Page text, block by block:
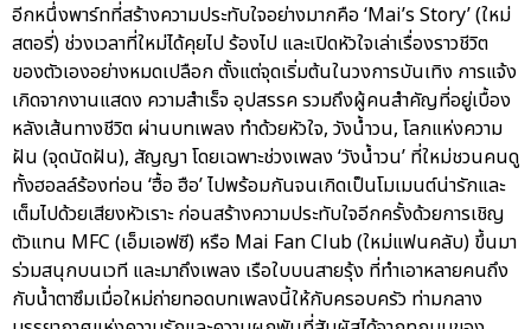
อีกหนึ่งพาร์ทที่สร้างความประทับใจอย่างมากคือ ‘Mai’s Story’ (ใหม่
สตอรี่) ช่วงเวลาที่ใหม่ได้คุยไป ร้องไป และเปิดหัวใจเล่าเรื่องราวชีวิต
ของตัวเองอย่างหมดเปลือก ตั้งแต่จุดเริ่มต้นในวงการบันเทิง การแจ้ง
เกิดจากงานแสดง ความสำเร็จ อุปสรรค รวมถึงผู้คนสำคัญที่อยู่เบื้อง
หลังเส้นทางชีวิต ผ่านบทเพลง ทำด้วยหัวใจ, วังน้ำวน, โลกแห่งความ
ฝัน (จุดนัดฝัน), สัญญา โดยเฉพาะช่วงเพลง ‘วังน้ำวน’ ที่ใหม่ชวนคนดู
ทั้งฮอลล์ร้องท่อน ‘ฮื้อ ฮือ’ ไปพร้อมกันจนเกิดเป็นโมเมนต์น่ารักและ
เต็มไปด้วยเสียงหัวเราะ ก่อนสร้างความประทับใจอีกครั้งด้วยการเชิญ
ตัวแทน MFC (เอ็มเอฟซี) หรือ Mai Fan Club (ใหม่แฟนคลับ) ขึ้นมา
ร่วมสนุกบนเวที และมาถึงเพลง เรือใบบนสายรุ้ง ที่ทำเอาหลายคนถึง
กับน้ำตาซึมเมื่อใหม่ถ่ายทอดบทเพลงนี้ให้กับครอบครัว ท่ามกลาง